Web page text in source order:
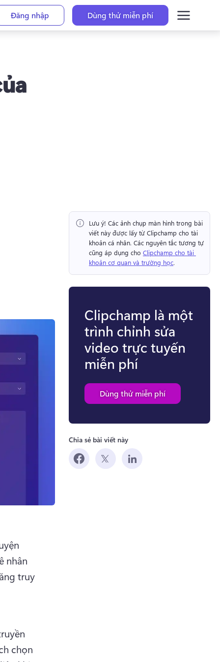
Đăng nhập Dùng thử miễn phí
nhân
truy
chọn
Lưu ý! Các ảnh chụp màn hình trong bài
viết này được lấy từ Clipchamp cho tài
khoản cá nhân. Các nguyên tắc tương tự
cũng áp dụng cho Clipchamp cho tài
khoản cơ quan và trường học.
Clipchamp là một
trình chỉnh sửa
video trực tuyến
miễn phí
Dùng thử miễn phí
Chia sẻ bài viết này